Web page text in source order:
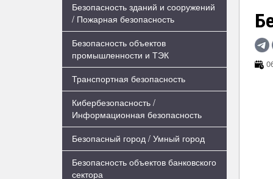
Безопасность зданий и сооружений
/ Пожарная безопасность
Безопасность объектов
промышленности и ТЭК
Транспортная безопасность
Кибербезопасность /
Информационная безопасность
Безопасный город / Умный город
Безопасность объектов банковского
сектора